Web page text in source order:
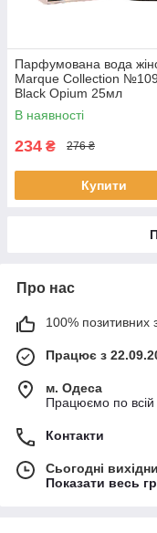
Парфумована вода
Marque Collection №109
Black Opium 25мл
В наявності
234 ₴ 276 ₴
Купити
Про нас
100% позитивних з
Працює з
м. Одеса
Працюємо по всій
Контакти
Сьогодні
Показати весь